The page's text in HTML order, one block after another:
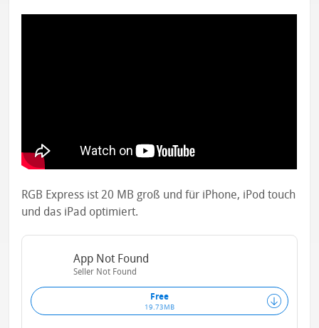
RGB Express ist 20 MB groß und für iPhone, iPod touch
und das iPad optimiert.
App Not Found
Seller Not Found
Free
19.73MB